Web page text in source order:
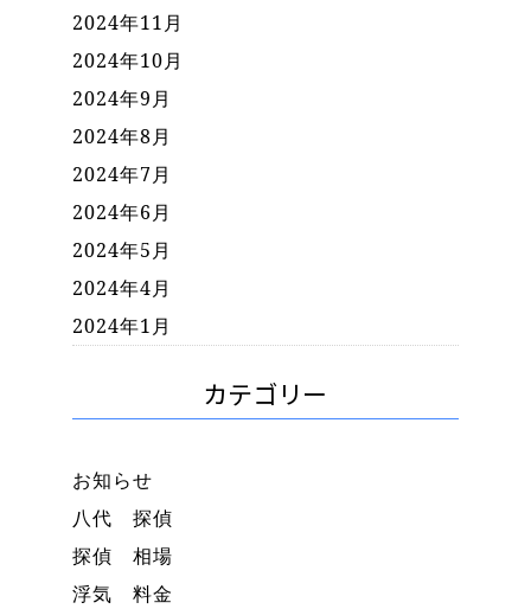
2024年11月
2024年10月
2024年9月
2024年8月
2024年7月
2024年6月
2024年5月
2024年4月
2024年1月
カテゴリー
お知らせ
八代 探偵
探偵 相場
浮気 料金